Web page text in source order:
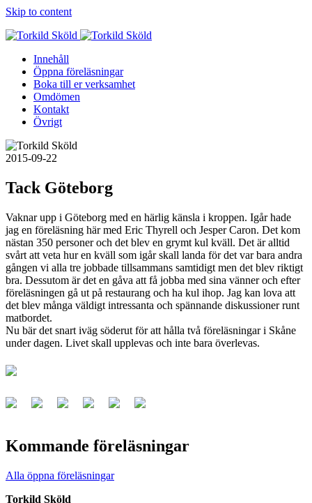
Skip to content
Innehåll
Öppna föreläsningar
Boka till er verksamhet
Omdömen
Kontakt
Övrigt
2015-09-22
Tack Göteborg
Vaknar upp i Göteborg med en härlig känsla i kroppen. Igår hade
jag en föreläsning här med Eric Thyrell och Jesper Caron. Det kom
nästan 350 personer och det blev en grymt kul kväll. Det är alltid
svårt att veta hur en kväll som igår skall landa för det var bara andra
gången vi alla tre jobbade tillsammans samtidigt men det blev riktigt
bra. Dessutom är det en gåva att få jobba med sina vänner och efter
föreläsningen gå ut på restaurang och ha kul ihop. Jag kan lova att
det blev många väldigt intressanta och spännande diskussioner runt
matbordet.
Nu bär det snart iväg söderut för att hålla två föreläsningar i Skåne
under dagen. Livet skall upplevas och inte bara överlevas.
Kommande föreläsningar
Alla öppna föreläsningar
Torkild Sköld